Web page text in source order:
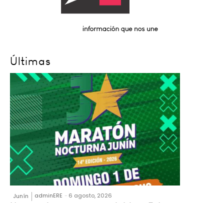
Últimas
Junín adminERE - 6 agosto, 2026